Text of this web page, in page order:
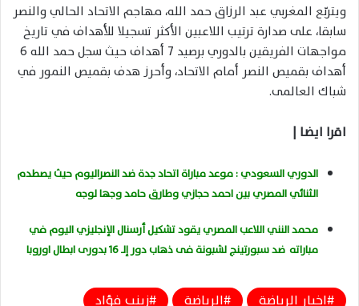
ويتربّع المغربي عبد الرزاق حمد الله، مهاجم الاتحاد الحالي والنصر
سابقا، على صدارة ترتيب اللاعبين الأكثر تسجيلا للأهداف في تاريخ
مواجهات الفريقين بالدوري برصيد 7 أهداف حيث سجل حمد الله 6
أهداف بقميص النصر أمام الاتحاد، وأحرز هدف بقميص النمور في
شباك العالمى.
اقرا ايضا |
الدوري السعودي : موعد مباراة اتحاد جدة ضد النصراليوم حيث يصطدم
الثنائي المصري بين احمد حجازي وطارق حامد وجها لوجه
محمد النني اللاعب المصري يقود تشكيل أرسنال الإنجليزي اليوم في
مباراته ضد سبورتينج لشبونة فى ذهاب دور إلـ 16 بدورى ابطال اوروبا
اخبار الرياضة الرياضة زينب فؤاد